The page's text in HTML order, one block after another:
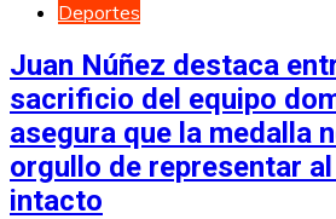
Deportes
Juan Núñez destaca
sacrificio del equipo
asegura que la medalla
orgullo de representar
intacto